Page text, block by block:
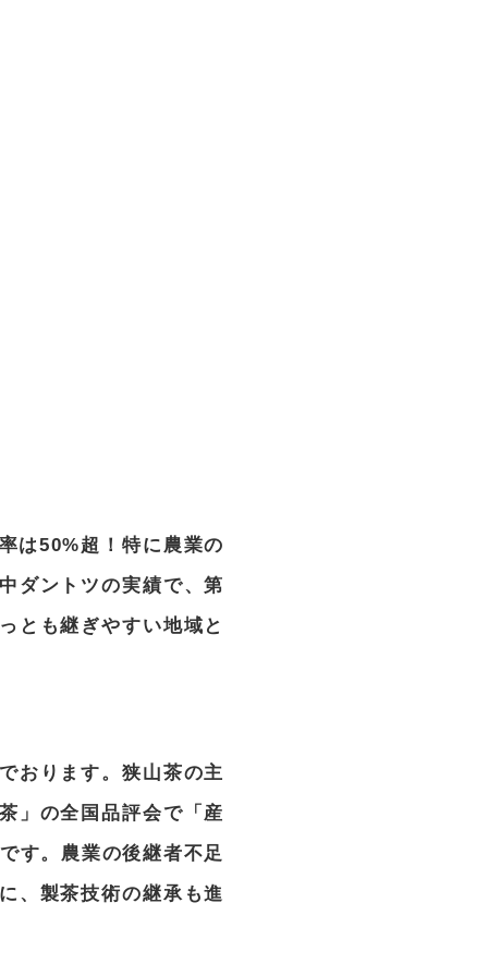
は50%超！特に農業の
ダントツの実績で、第
とも継ぎやすい地域と
おります。狭山茶の主
」の全国品評会で「産
す。農業の後継者不足
、製茶技術の継承も進